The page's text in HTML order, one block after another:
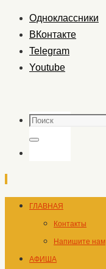
Одноклассники
ВКонтакте
Telegram
Youtube
Поиск
Поиск
Перейти
содержимому
ГЛАВНАЯ
Контакты
Напишите нам
АФИША